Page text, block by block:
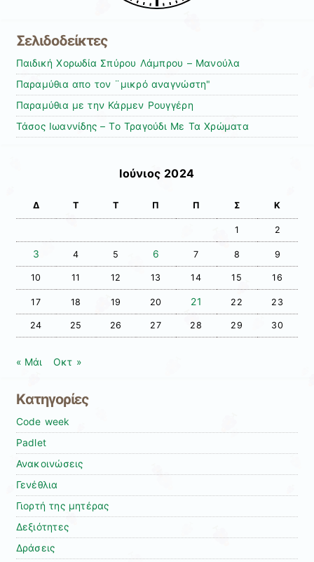
Σελιδοδείκτες
Παιδική Χορωδία Σπύρου Λάμπρου – Μανούλα
Παραμύθια απο τον ¨μικρό αναγνώστη"
Παραμύθια με την Κάρμεν Ρουγγέρη
Τάσος Ιωαννίδης – To Τραγούδι Με Τα Χρώματα
Ιούνιος 2024
Δ Τ Τ Π Π Σ Κ
1 2
3 4 5 6 7 8 9
10 11 12 13 14 15 16
17 18 19 20 21 22 23
24 25 26 27 28 29 30
« Μάι Οκτ »
Kατηγορίες
Code week
Padlet
Ανακοινώσεις
Γενέθλια
Γιορτή της μητέρας
Δεξιότητες
Δράσεις